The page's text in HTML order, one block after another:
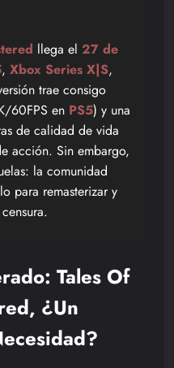
llega el 27 de
, Xbox Series X|S,
trae consigo
60FPS en PS5) y una
de calidad de vida
acción. Sin embargo,
la comunidad
para remasterizar y
Tales Of
¿Un